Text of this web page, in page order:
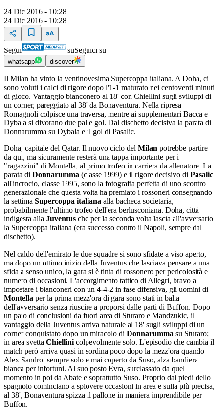
24 Dic 2016 - 10:28
24 Dic 2016 - 10:28
Segui suSeguici su
whatsapp discover
Il Milan ha vinto la ventinovesima Supercoppa italiana. A Doha, ci
sono voluti i calci di rigore dopo l'1-1 maturato nei centoventi minuti
di gioco. Vantaggio bianconero al 18' con Chiellini sugli sviluppi di
un corner, pareggiato al 38' da Bonaventura. Nella ripresa
Romagnoli colpisce una traversa, mentre ai supplementari Bacca e
Dybala si divorano due palle gol. Dal dischetto decisiva la parata di
Donnarumma su Dybala e il gol di Pasalic.
Doha, capitale del Qatar. Il nuovo ciclo del Milan potrebbe partire
da qui, ma sicuramente resterà una tappa importante per i
"ragazzini" di Montella, al primo trofeo in carriera da allenatore. La
parata di Donnarumma (classe 1999) e il rigore decisivo di Pasalic
all'incrocio, classe 1995, sono la fotografia perfetta di uno scontro
generazionale che questa volta ha premiato i rossoneri consegnando
la settima Supercoppa italiana alla bacheca societaria,
probabilmente l'ultimo trofeo dell'era berlusconiana. Doha, città
indigesta alla Juventus che per la seconda volta lascia all'avversario
la Supercoppa italiana (era successo contro il Napoli, sempre dal
dischetto).
Nel caldo dell'emirato le due squadre si sono sfidate a viso aperto,
ma dopo un ottimo inizio della Juventus che lasciava pensare a una
sfida a senso unico, la gara si è tinta di rossonero per pericolosità e
numero di occasioni. L'accorgimento tattico di Allegri, bravo a
impostare i bianconeri con un 4-4-2 in fase difensiva, gli uomini di
Montella per la prima mezz'ora di gara sono stati in balìa
dell'avversario senza riuscire a proporsi dalle parti di Buffon. Dopo
un paio di conclusioni da fuori area di Sturaro e Mandzukic, il
vantaggio della Juventus arriva naturale al 18' sugli sviluppi di un
corner conquistato dopo un miracolo di Donnarumma su Sturaro;
in area svetta Chiellini colpevolmente solo. L'episodio che cambia il
match però arriva quasi in sordina poco dopo la mezz'ora quando
Alex Sandro, sempre solo e mai coperto da Suso, alza bandiera
bianca per infortuni. Al suo posto Evra, surclassato da quel
momento in poi da Abate e soprattutto Suso. Proprio dai piedi dello
spagnolo cominciano a spiovere occasioni in area e sulla più precisa,
al 38', Bonaventura spizza il pallone in maniera imprendibile per
Buffon.